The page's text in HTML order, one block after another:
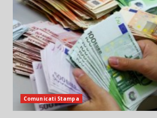
Comunicati Stampa